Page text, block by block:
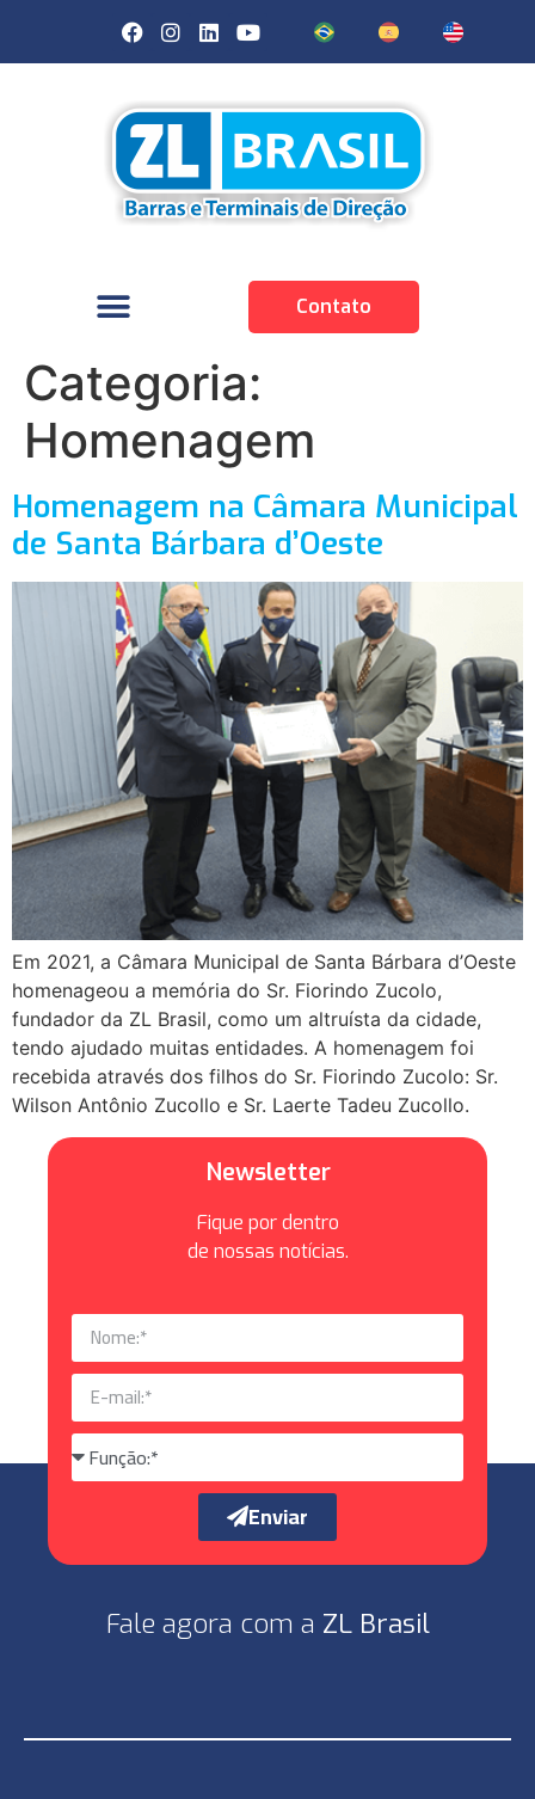
Contato
Categoria:
Homenagem
Homenagem na Câmara Municipal
de Santa Bárbara d’Oeste
Em 2021, a Câmara Municipal de Santa Bárbara d’Oeste
homenageou a memória do Sr. Fiorindo Zucolo,
fundador da ZL Brasil, como um altruísta da cidade,
tendo ajudado muitas entidades. A homenagem foi
recebida através dos filhos do Sr. Fiorindo Zucolo: Sr.
Wilson Antônio Zucollo e Sr. Laerte Tadeu Zucollo.
Newsletter
Fique por dentro
de nossas notícias.
Enviar
Fale agora com a ZL Brasil